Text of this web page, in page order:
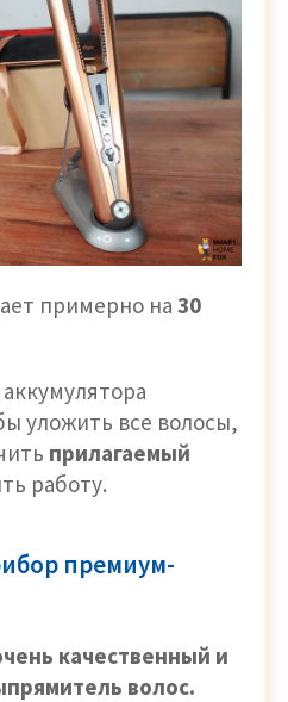
примерно на 30
уложить все волосы,
прилагаемый
работу.
премиум-
качественный и
волос.